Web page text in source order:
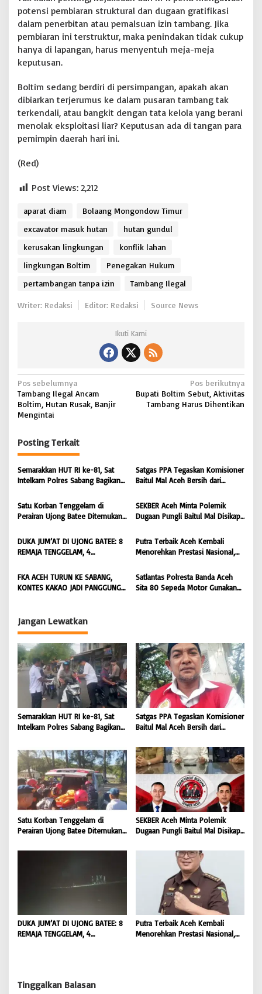
potensi pembiaran struktural dan dugaan gratifikasi
dalam penerbitan atau pemalsuan izin tambang. Jika
pembiaran ini terstruktur, maka penindakan tidak cukup
hanya di lapangan, harus menyentuh meja-meja
keputusan.
Boltim sedang berdiri di persimpangan, apakah akan
dibiarkan terjerumus ke dalam pusaran tambang tak
terkendali, atau bangkit dengan tata kelola yang berani
menolak eksploitasi liar? Keputusan ada di tangan para
pemimpin daerah hari ini.
(Red)
Post Views: 2,212
aparat diam
Bolaang Mongondow Timur
excavator masuk hutan
hutan gundul
kerusakan lingkungan
konflik lahan
lingkungan Boltim
Penegakan Hukum
pertambangan tanpa izin
Tambang Ilegal
Writer: Redaksi Editor: Redaksi Source News
Ikuti Kami
N
a
v
i
g
a
s
i
p
o
s
Pos sebelumnya
Tambang Ilegal Ancam
Boltim, Hutan Rusak, Banjir
Mengintai
Pos berikutnya
Bupati Boltim Sebut, Aktivitas
Tambang Harus Dihentikan
Posting Terkait
Semarakkan HUT RI ke-81, Sat
Intelkam Polres Sabang Bagikan
Masyarakat |
BONGKAR’Perkara.com
Satgas PPA Tegaskan Komisioner
Baitul Mal Aceh Bersih dari
Masyarakat Diminta Hentikan
Penyebaran Hoaks | BONGKAR
‘Perkara.com
Satu Korban Tenggelam di
Perairan Ujong Batee Ditemukan,
Pencarian Satu Korban Lain |
BONGKAR ‘Perkara.com
SEKBER Aceh Minta Polemik
Dugaan Pungli Baitul Mal Disikapi
Hukum terhadap Oknum |
BONGKAR ‘Perkara.com
DUKA JUM’AT DI UJONG BATEE: 8
REMAJA TENGGELAM, 4
DICARI | BONGKAR ‘Perkara.com
Putra Terbaik Aceh Kembali
Menorehkan Prestasi Nasional,
Dipromosikan Menjadi
Koordinator JAM Pidum
Kejaksaan Agung RI |
FKA ACEH TURUN KE SABANG,
KONTES KAKAO JADI PANGGUNG
Satlantas Polresta Banda Aceh
Sita 80 Sepeda Motor Gunakan
Jangan Lewatkan
Semarakkan HUT RI ke-81, Sat
Intelkam Polres Sabang Bagikan
Masyarakat |
BONGKAR’Perkara.com
Satgas PPA Tegaskan Komisioner
Baitul Mal Aceh Bersih dari
Masyarakat Diminta Hentikan
Penyebaran Hoaks | BONGKAR
‘Perkara.com
Satu Korban Tenggelam di
Perairan Ujong Batee Ditemukan,
Pencarian Satu Korban Lain |
SEKBER Aceh Minta Polemik
Dugaan Pungli Baitul Mal Disikapi
Hukum terhadap Oknum |
BONGKAR ‘Perkara.com
DUKA JUM’AT DI UJONG BATEE: 8
REMAJA TENGGELAM, 4
Putra Terbaik Aceh Kembali
Menorehkan Prestasi Nasional,
Tinggalkan Balasan